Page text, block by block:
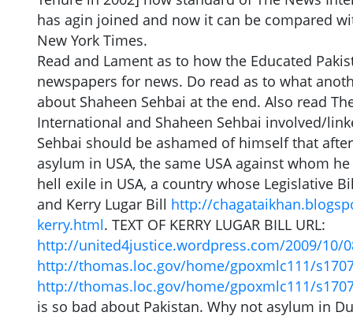
has agin joined and now it can be compared
New York Times.
Read and Lament as to how the Educated
newspapers for news. Do read as to what
about Shaheen Sehbai at the end. Also read
International and Shaheen Sehbai involved/
Sehbai should be ashamed of himself that
asylum in USA, the same USA against whom
hell exile in USA, a country whose Legislative
and Kerry Lugar Bill http://
kerry.html. TEXT OF KERRY LUGAR BILL URL:
http://united4justice.wordpress.com/2009/10/
http://thomas.loc.gov/home/gpoxmlc111/
http://thomas.loc.gov/home/gpoxmlc111/
is so bad about Pakistan. Why not asylum in